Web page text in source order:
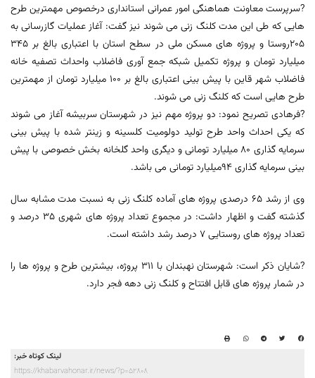
?سرپرست معاونت هماهنگی امور عمرانی استانداری درخصوص مهمترین طرح
هایی که طی این مدت کلنگ زنی می شوند نیز گفت: آغاز عملیات گازرسانی به
205روستا و پروژه های مسکن ملی در سطح استان با اعتباری بالغ بر 345
میلیارد تومان و پروژه تکمیل شبکه جمع آوری فاضلاب واحداث تصفیه خانه
فاضلاب شهر قاین با پیش بینی اعتباری بالغ بر 100 میلیارد تومان از مهمترین
طرح هایی است که کلنگ زنی می شوند.
?فرهادی تصریح نمود: دو پروژه مهم نیز در شهرستان سربیشه آغاز می شوند
که یکی احداث واحد طرح تولید دولومیت کلسینه و زینتر شده با پیش بینی
سرمایه گذاری 80 میلیارد تومانی و دیگری واحد گلخانه بخش خصوصی با پیش
بینی سرمایه گذاری 94میلیارد تومانی می باشد.
وی از رشد 65 درصدی پروژه های آماده کلنگ زنی به نسبت مدت مشابه سال
گذشته گفت و اظهار داشت: در مجموع تعداد پروژه های شهری 35 درصد و
تعداد پروژه های روستایی 7 درصد رشد داشته است.
?شایان ذکر است: شهرستان نهبندان با 311 پروژه، بیشترین طرح و پروژه ها را
در شمار پروژه های قابل افتتاح و کلنگ زنی دهه فجر دارد.
لینک کوتاه خبر:
https://khabarvahonar.ir/news/?p=52808